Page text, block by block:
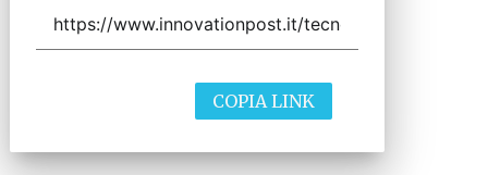
COPIA LINK